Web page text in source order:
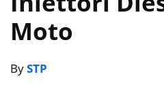
Moto
BySTP